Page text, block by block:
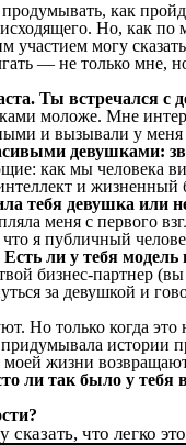
как
Но, как
участием могу
— не только мне,
Ты встречался с
моложе. Мне
и вызывали у меня
девушками:
как мы человека
и жизненный
тебя девушка или
меня с первого
я публичный
ли у тебя модель
бизнес-партнер (вы
за девушкой и
Но только когда
жизни
ли так было у тебя
что легко